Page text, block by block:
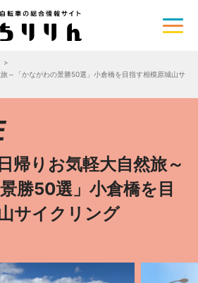
～「かながわの景勝50選」小倉橋を目指す相模原城山サ
帰りお気軽大自然旅～
勝50選」小倉橋を目
サイクリング